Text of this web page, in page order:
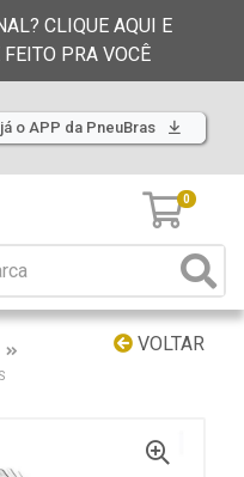
CLIQUE AQUI E
PRA VOCÊ
o APP da PneuBras
0
VOLTAR